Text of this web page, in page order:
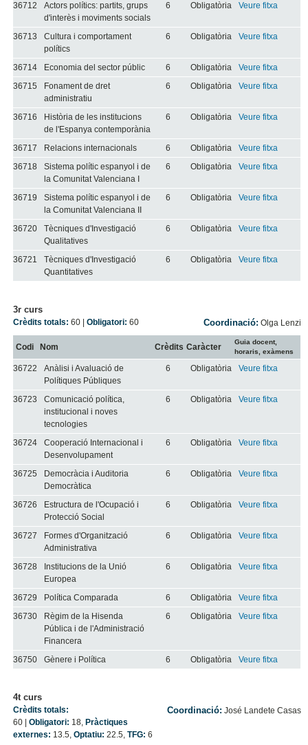
36712
Actors polítics: partits, grups
d'interès i moviments socials
6 Obligatòria Veure fitxa
36713
Cultura i comportament
polítics
6 Obligatòria Veure fitxa
36714 Economia del sector públic 6 Obligatòria
Veure fitxa
36715
Fonament de dret
administratiu
6 Obligatòria Veure fitxa
36716
Història de les institucions
de l'Espanya contemporània
6 Obligatòria Veure fitxa
36717 Relacions internacionals 6 Obligatòria
Veure fitxa
36718
Sistema polític espanyol i de
la Comunitat Valenciana I
6 Obligatòria Veure fitxa
36719
Sistema polític espanyol i de
la Comunitat Valenciana II
6 Obligatòria Veure fitxa
36720
Tècniques d'Investigació
Qualitatives
6 Obligatòria Veure fitxa
36721
Tècniques d'Investigació
Quantitatives
6 Obligatòria Veure fitxa
3r curs
Coordinació: Olga Lenzi
Crèdits totals: 60 |Obligatori: 60
Codi Nom Crèdits Caràcter
Guia docent,
horaris, exàmens
36722
Anàlisi i Avaluació de
Polítiques Públiques
6 Obligatòria Veure fitxa
36723
Comunicació política,
institucional i noves
tecnologies
6 Obligatòria Veure fitxa
36724
Cooperació Internacional i
Desenvolupament
6 Obligatòria Veure fitxa
36725
Democràcia i Auditoria
Democràtica
6 Obligatòria Veure fitxa
36726
Estructura de l'Ocupació i
Protecció Social
6 Obligatòria Veure fitxa
36727
Formes d'Organització
Administrativa
6 Obligatòria Veure fitxa
36728
Institucions de la Unió
Europea
6 Obligatòria Veure fitxa
36729 Política Comparada 6 Obligatòria
Veure fitxa
36730
Règim de la Hisenda
Pública i de l'Administració
Financera
6 Obligatòria Veure fitxa
36750 Gènere i Política 6 Obligatòria Veure fitxa
4t curs
Coordinació: José Landete Casas
Crèdits totals:
60 |Obligatori: 18, Pràctiques
externes: 13.5,Optatiu: 22.5,TFG: 6